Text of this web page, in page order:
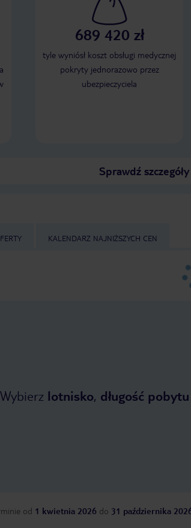
689 420 zł
tyle wyniósł koszt obsługi medycznej
pokryty jednorazowo przez
ubezpieczyciela
Sprawdź
KALENDARZ NAJNIŻSZYCH CEN
Wybierz lotnisko, długość pobytu
od 1 kwietnia 2026 do 31 października